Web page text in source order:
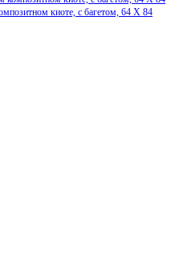
киоте, с багетом, 64 Х 84